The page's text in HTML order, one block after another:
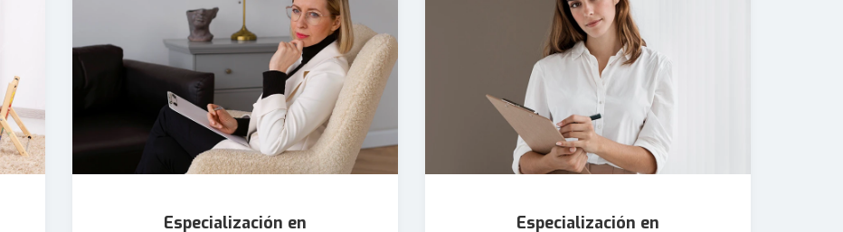
Especialización en Especialización en